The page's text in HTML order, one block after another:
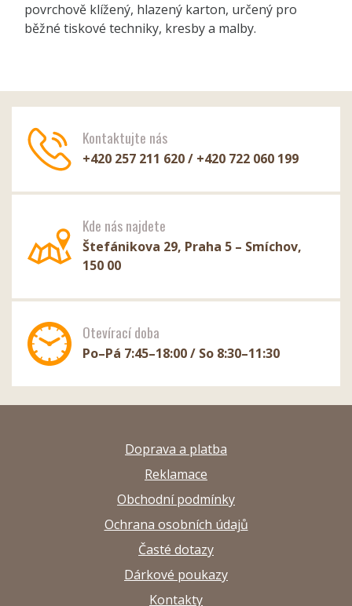
povrchově klížený, hlazený karton, určený pro
běžné tiskové techniky, kresby a malby.
Kontaktujte nás
+420 257 211 620 / +420 722 060 199
Kde nás najdete
Štefánikova 29, Praha 5 – Smíchov,
150 00
Otevírací doba
Po–Pá 7:45–18:00 / So 8:30–11:30
Doprava a platba
Reklamace
Obchodní podmínky
Ochrana osobních údajů
Časté dotazy
Dárkové poukazy
Kontakty